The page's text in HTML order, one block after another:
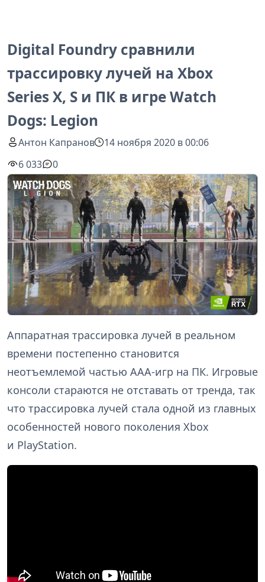
Digital Foundry сравнили
трассировку лучей на Xbox
Series X, S и ПК в игре Watch
Dogs: Legion
Антон Капранов
14 ноября 2020 в 00:06
6 033
0
Аппаратная трассировка лучей в реальном
времени постепенно становится
неотъемлемой частью AAA-игр на ПК. Игровые
консоли стараются не отставать от тренда, так
что трассировка лучей стала одной из главных
особенностей нового поколения Xbox
и PlayStation.